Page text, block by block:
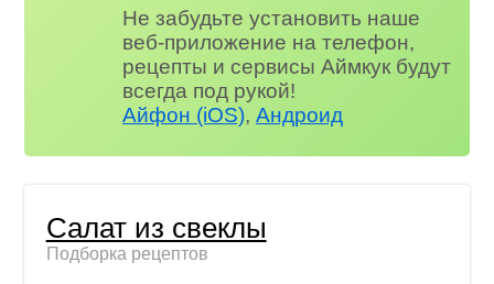
Не забудьте установить наше
веб-приложение на телефон,
рецепты и сервисы Аймкук будут
всегда под рукой!
Айфон (iOS),Андроид
Салат из свеклы
Подборка рецептов